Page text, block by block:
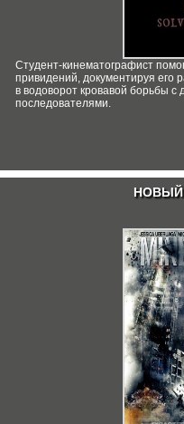
Студент-кинематографист
привидений, документируя его
в водоворот кровавой борьбы
последователями.
НОВЫЙ